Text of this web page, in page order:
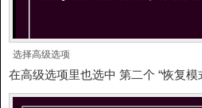
选择高级选项
在高级选项里也选中 第二个 “恢复模